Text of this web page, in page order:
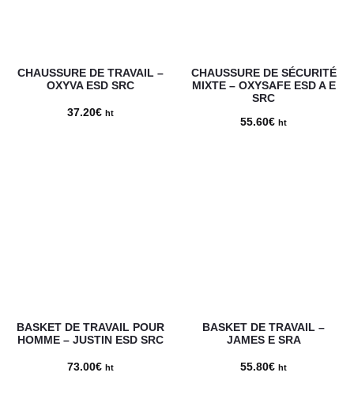
CHAUSSURE DE TRAVAIL –
OXYVA ESD SRC
37.20€ ht
CHAUSSURE DE SÉCURITÉ
MIXTE – OXYSAFE ESD A E
SRC
55.60€ ht
BASKET DE TRAVAIL POUR
HOMME – JUSTIN ESD SRC
73.00€ ht
BASKET DE TRAVAIL –
JAMES E SRA
55.80€ ht